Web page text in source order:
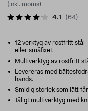
(inkl. moms)
4.1 (64)
12 verktyg av rostfritt stål
eller småfixet.
Multiverktyg av rostfritt
Levereras med
hands.
Smidig storlek som lätt
Tåligt multiverktyg med